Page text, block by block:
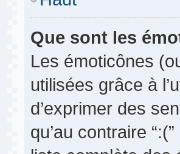
Que sont les
Les émoticônes
utilisées grâce à
d’exprimer des
qu’au contraire